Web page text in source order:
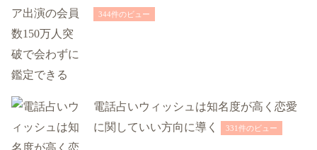
344件のビュー
電話占いウィッシュは知名度が高く恋愛
に関していい方向に導く
331件のビュー